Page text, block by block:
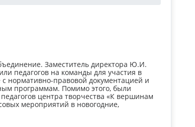
Заместитель директора Ю.И.
педагогов на команды для участия в
нормативно-правовой документацией и
программам. Помимо этого, были
центра творчества «К вершинам
мероприятий в новогодние,